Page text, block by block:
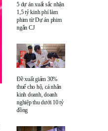
5 dự án xuất sắc nhận
1,5 tỷ kinh phí làm
phim từ Dự án phim
ngắn CJ
Đề xuất giảm 30%
thuế cho hộ, cá nhân
kinh doanh, doanh
nghiệp thu dưới 10 tỷ
đồng